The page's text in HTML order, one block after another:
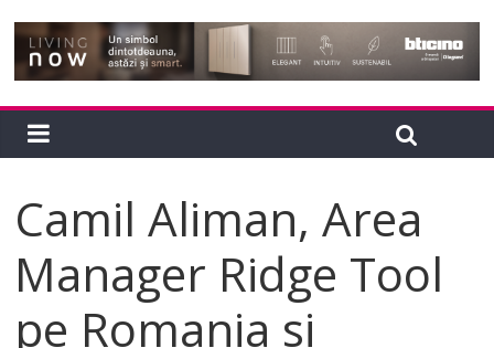
Camil Aliman, Area
Manager Ridge Tool
pe Romania si